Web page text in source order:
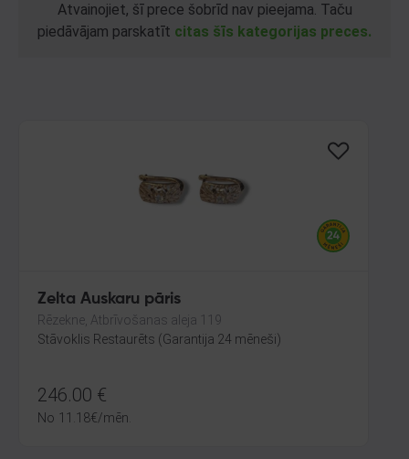
Atvainojiet, šī prece šobrīd nav pieejama. Taču
piedāvājam parskatīt citas šīs kategorijas preces.
Zelta Auskaru pāris
Rēzekne, Atbrīvošanas aleja 119
Stāvoklis Restaurēts (Garantija 24 mēneši)
246.00 €
No 11.18€/mēn.